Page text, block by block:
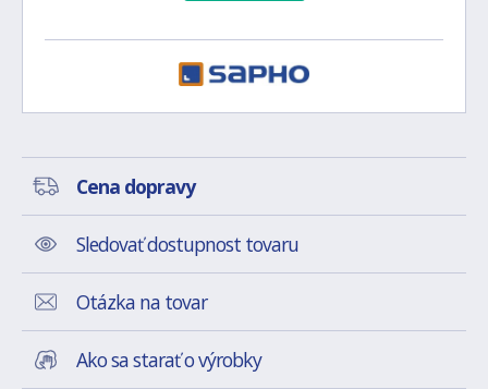
Cena dopravy
Sledovať dostupnost tovaru
Otázka na tovar
Ako sa starať o výrobky